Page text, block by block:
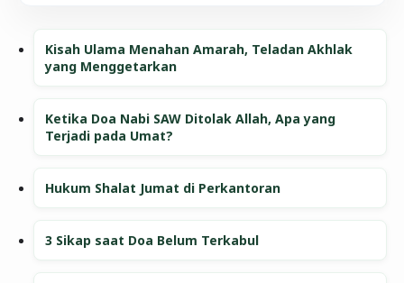
Kisah Ulama Menahan Amarah, Teladan Akhlak
yang Menggetarkan
Ketika Doa Nabi SAW Ditolak Allah, Apa yang
Terjadi pada Umat?
Hukum Shalat Jumat di Perkantoran
3 Sikap saat Doa Belum Terkabul